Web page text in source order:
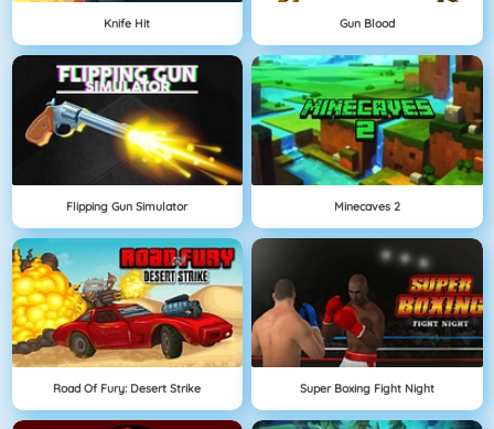
Knife Hit Gun Blood
Flipping Gun Simulator Minecaves 2
Road Of Fury: Desert Strike Super Boxing Fight Night